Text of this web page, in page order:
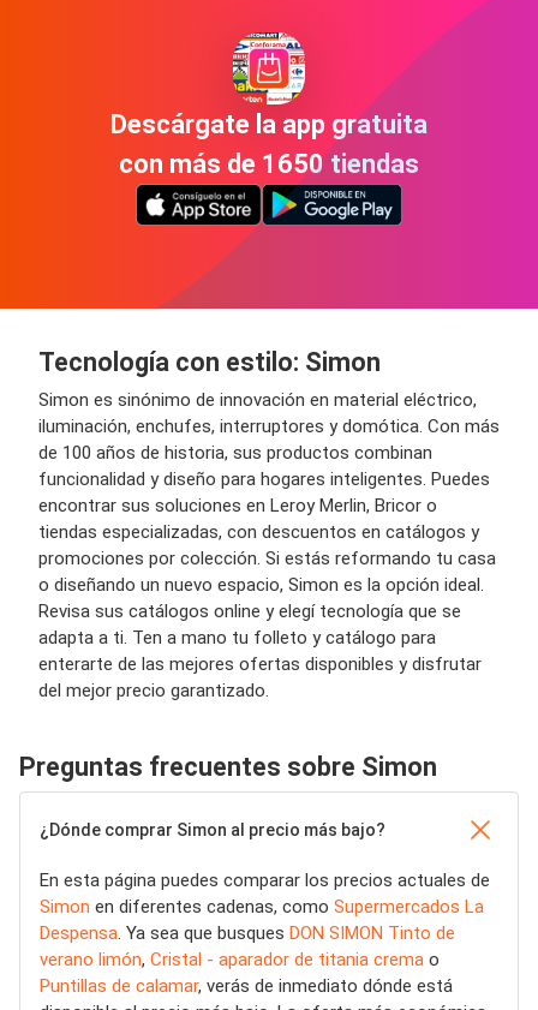
Descárgate la app gratuita
con más de 1650 tiendas
Tecnología con estilo: Simon
Simon es sinónimo de innovación en material eléctrico,
iluminación, enchufes, interruptores y domótica. Con más
de 100 años de historia, sus productos combinan
funcionalidad y diseño para hogares inteligentes. Puedes
encontrar sus soluciones en Leroy Merlin, Bricor o
tiendas especializadas, con descuentos en catálogos y
promociones por colección. Si estás reformando tu casa
o diseñando un nuevo espacio, Simon es la opción ideal.
Revisa sus catálogos online y elegí tecnología que se
adapta a ti. Ten a mano tu folleto y catálogo para
enterarte de las mejores ofertas disponibles y disfrutar
del mejor precio garantizado.
Preguntas frecuentes sobre Simon
¿Dónde comprar Simon al precio más bajo?
En esta página puedes comparar los precios actuales de
Simon en diferentes cadenas, como Supermercados La
Despensa. Ya sea que busques DON SIMON Tinto de
verano limón, Cristal - aparador de titania crema o
Puntillas de calamar, verás de inmediato dónde está